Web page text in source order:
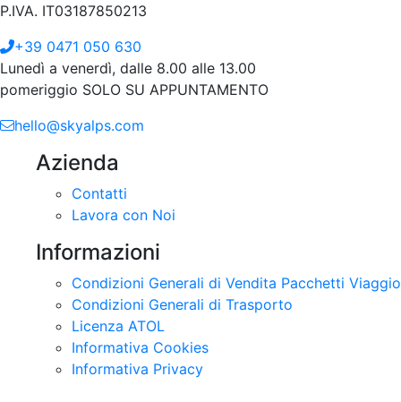
P.IVA. IT03187850213
+39 0471 050 630
Lunedì a venerdì, dalle 8.00 alle 13.00
pomeriggio SOLO SU APPUNTAMENTO
hello@skyalps.com
Azienda
Contatti
Lavora con Noi
Informazioni
Condizioni Generali di Vendita Pacchetti Viaggio
Condizioni Generali di Trasporto
Licenza ATOL
Informativa Cookies
Informativa Privacy